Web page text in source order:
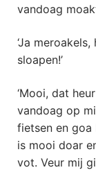
vandoag
‘Ja
sloapen!’
‘Mooi, dat
vandoag op
fietsen en goa
is mooi doar
vot. Veur mij